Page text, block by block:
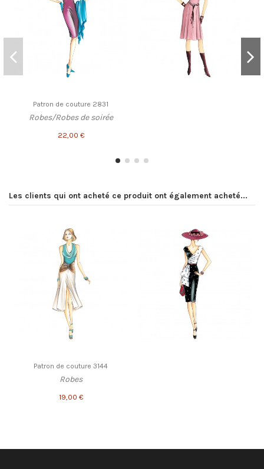
Patron de couture 2831
Robes/Robes de soirée
22,00 €
Les clients qui ont acheté ce produit ont également acheté...
Patron de couture 3144
Robes
19,00 €